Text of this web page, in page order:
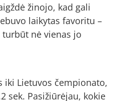
žinojo, kad gali
laikytas favoritu –
nė vienas jo
iki Lietuvos čempionato,
sek. Pasižiūrėjau, kokie